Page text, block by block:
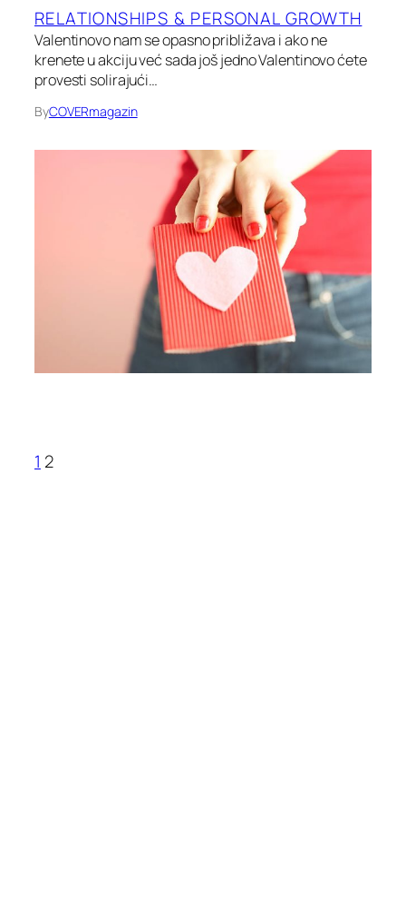
RELATIONSHIPS & PERSONAL GROWTH
Valentinovo nam se opasno približava i ako ne
krenete u akciju već sada još jedno Valentinovo ćete
provesti solirajući…
ByCOVERmagazin
1 2